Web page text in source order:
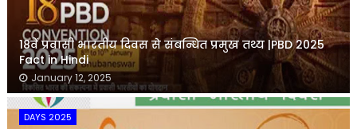
18वें प्रवासी भारतीय दिवस से संबन्धित प्रमुख तथ्य |PBD 2025
Fact in Hindi
January 12, 2025
DAYS 2025